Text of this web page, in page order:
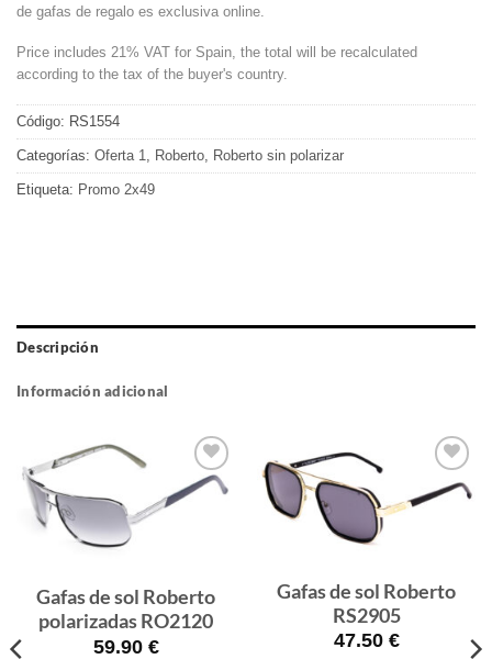
de gafas de regalo es exclusiva online.
Price includes 21% VAT for Spain, the total will be recalculated
according to the tax of the buyer's country.
Código: RS1554
Categorías: Oferta 1 Roberto Roberto sin polarizar
Etiqueta: Promo 2x49
Descripción
Información adicional
Gafas
de sol
Gafas de sol Roberto
polarizadas RO2120
59.90 €
Gafas
de sol
Gafas de sol Roberto
RS2905
47.50 €